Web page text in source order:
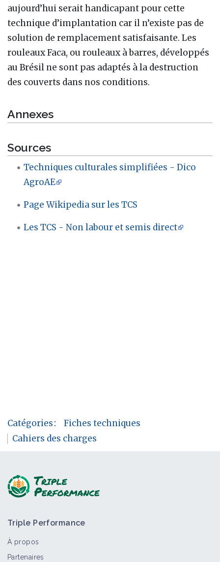
aujourd’hui serait handicapant pour cette
technique d’implantation car il n’existe pas de
solution de remplacement satisfaisante. Les
rouleaux Faca, ou rouleaux à barres, développés
au Brésil ne sont pas adaptés à la destruction
des couverts dans nos conditions.
Annexes
Sources
Techniques culturales simplifiées - Dico
AgroAE
Page Wikipedia sur les TCS
Les TCS - Non labour et semis direct
Catégories:
Fiches techniques
Cahiers des charges
Triple Performance
À propos
Partenaires